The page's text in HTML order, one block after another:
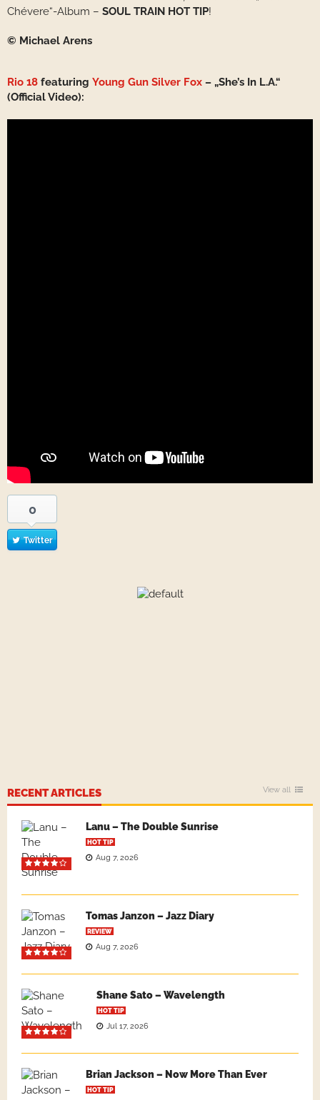
Chévere“-Album – SOUL TRAIN HOT TIP!
© Michael Arens
Rio 18 featuring Young Gun Silver Fox – „She’s In L.A.“
(Official Video):
0
Twitter
RECENT ARTICLES View all
Lanu – The Double Sunrise
HOT TIP
Aug 7, 2026
Tomas Janzon – Jazz Diary
REVIEW
Aug 7, 2026
Shane Sato – Wavelength
HOT TIP
Jul 17, 2026
Brian Jackson – Now More Than Ever
HOT TIP